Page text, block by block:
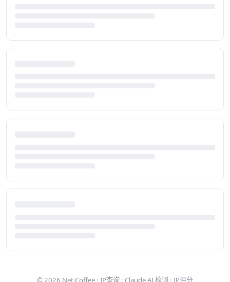
© 2026 Net.Coffee · IP查询 · Claude AI 检测 · IP评分